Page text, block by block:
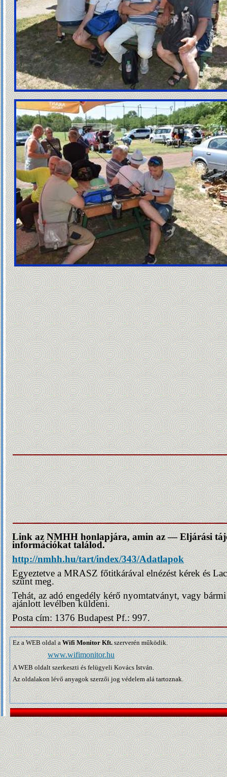
Ez a WEB oldal aWifi Monitor Kft.szerverén működik.
www.wifimonitor.hu
A WEB oldalt szerkeszti és felügyeli Kovács István.
Az oldalakon lévő anyagok szerzői jog védelem alá tartoznak.
Link az NMHH honlapjára, amin az — Eljárási
információkat találod.
http://nmhh.hu/tart/index/343/Adatlapok
Egyeztetve a MRASZ főtitkárával elnézést kérek és
szűnt meg.
Tehát, az adó engedély kérő nyomtatványt, vagy
ajánlott levélben küldeni.
Posta cím: 1376 Budapest Pf.: 997.